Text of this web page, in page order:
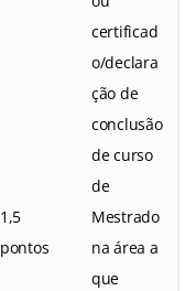
1,5
pontos
certificad
o/declara
ção de
conclusão
de curso
de
Mestrado
na área a
que